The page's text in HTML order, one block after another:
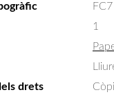
1
drets